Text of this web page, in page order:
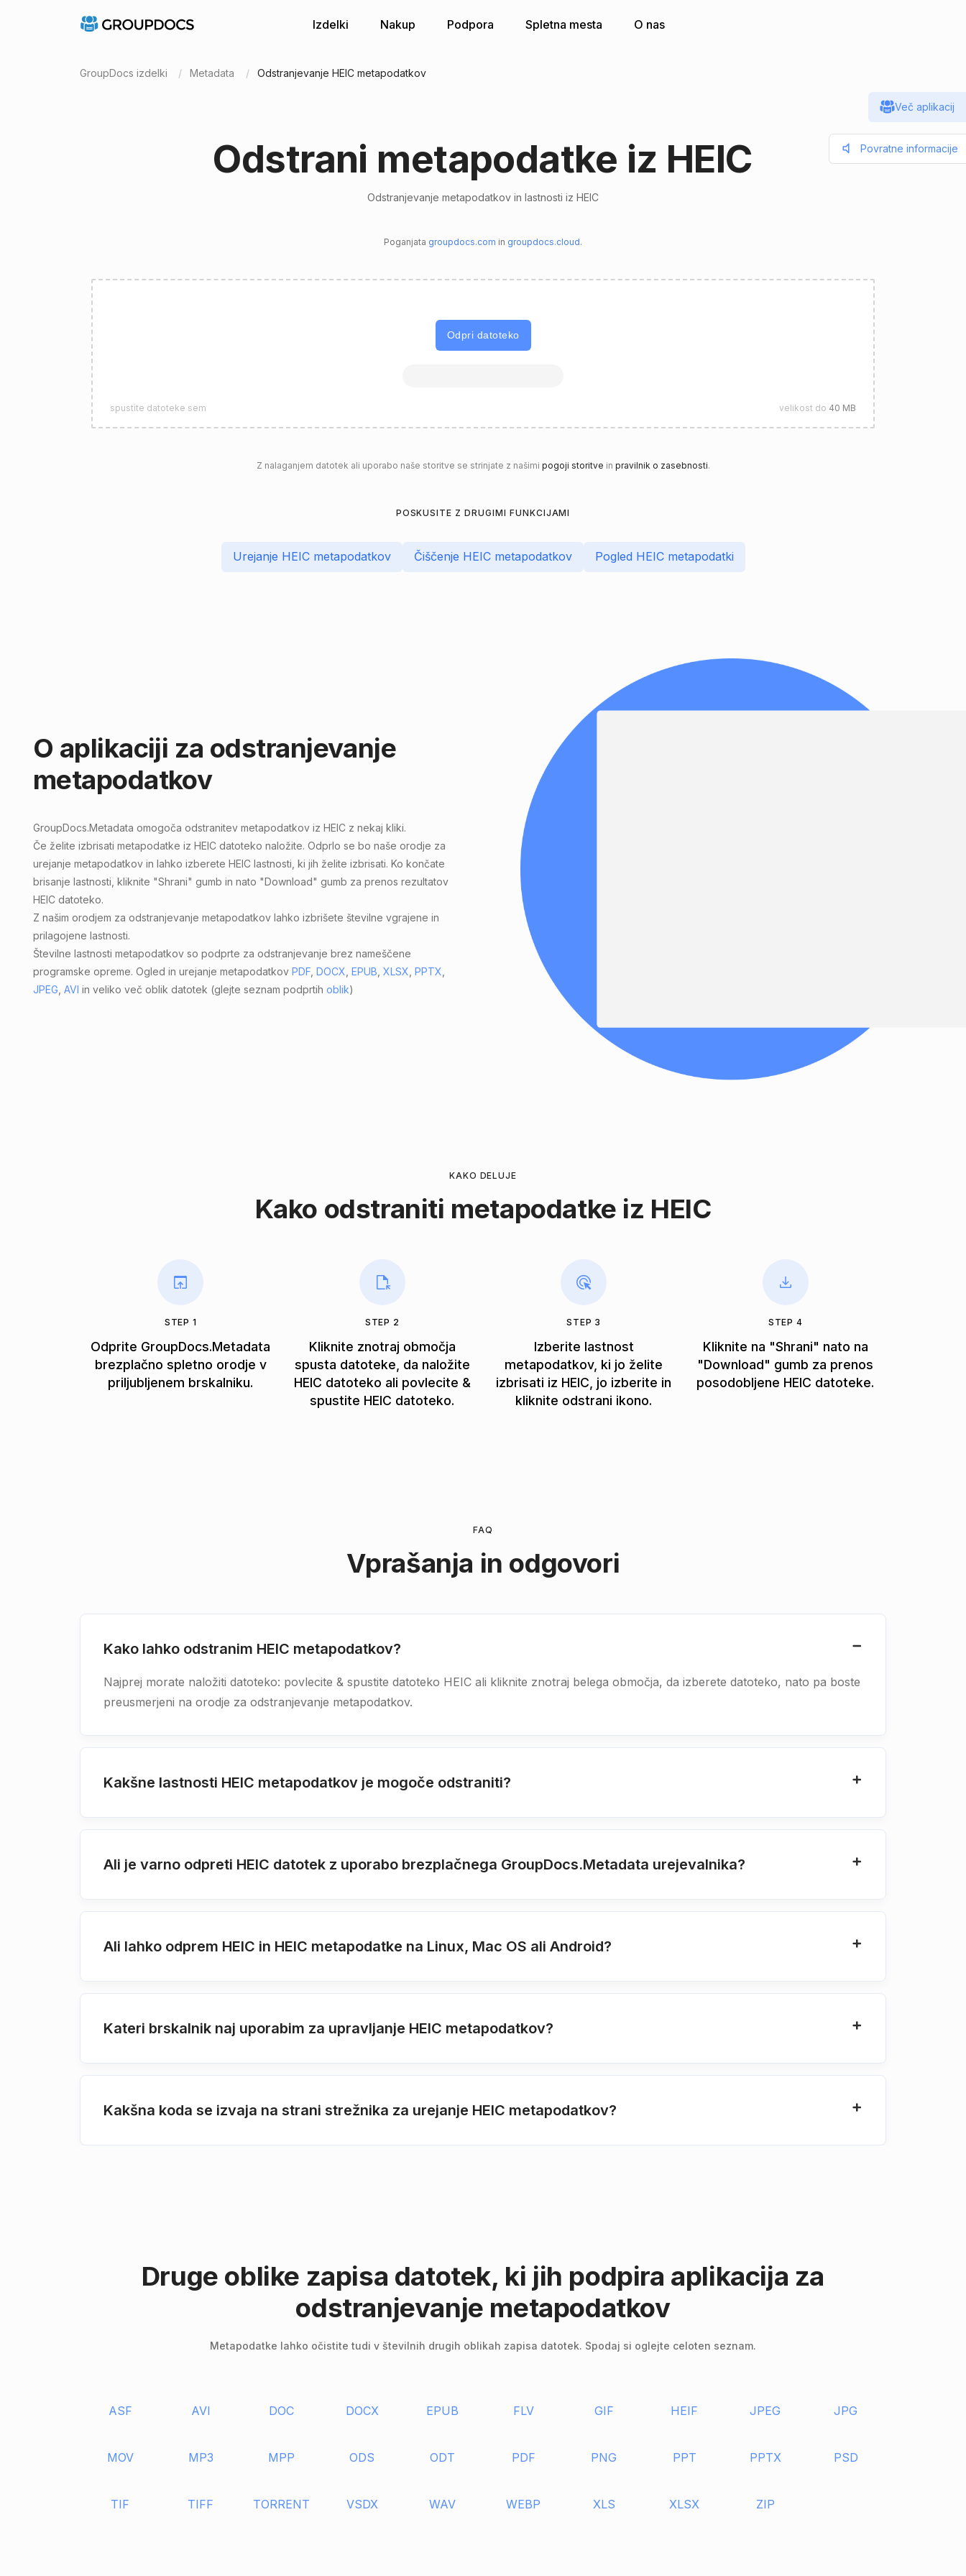
Izdelki Nakup Podpora Spletna mesta O nas
GroupDocs izdelki Metadata Odstranjevanje HEIC metapodatkov
Odstrani metapodatke iz HEIC
Odstranjevanje metapodatkov in lastnosti iz HEIC
Poganjata groupdocs.com in groupdocs.cloud.
Odpri datoteko
spustite datoteke sem velikost do 40 MB
Z nalaganjem datotek ali uporabo naše storitve se strinjate z našimi pogoji storitve in pravilnik o zasebnosti.
POSKUSITE Z DRUGIMI FUNKCIJAMI
Urejanje HEIC metapodatkov Čiščenje HEIC metapodatkov Pogled HEIC metapodatki
O aplikaciji za odstranjevanje
metapodatkov
GroupDocs.Metadata omogoča odstranitev metapodatkov iz HEIC z nekaj kliki.
Če želite izbrisati metapodatke iz HEIC datoteko naložite. Odprlo se bo naše orodje za
urejanje metapodatkov in lahko izberete HEIC lastnosti, ki jih želite izbrisati. Ko končate
brisanje lastnosti, kliknite "Shrani" gumb in nato "Download" gumb za prenos rezultatov
HEIC datoteko.
Z našim orodjem za odstranjevanje metapodatkov lahko izbrišete številne vgrajene in
prilagojene lastnosti.
Številne lastnosti metapodatkov so podprte za odstranjevanje brez nameščene
programske opreme. Ogled in urejanje metapodatkov PDF DOCX EPUB XLSX PPTX
JPEG AVI in veliko več oblik datotek (glejte seznam podprtih oblik)
KAKO DELUJE
Kako odstraniti metapodatke iz HEIC
STEP 1
Odprite GroupDocs.Metadata
brezplačno spletno orodje v
priljubljenem brskalniku.
STEP 2
Kliknite znotraj območja
spusta datoteke, da naložite
HEIC datoteko ali povlecite &
spustite HEIC datoteko.
STEP 3
Izberite lastnost
metapodatkov, ki jo želite
izbrisati iz HEIC, jo izberite in
kliknite odstrani ikono.
STEP 4
Kliknite na "Shrani" nato na
"Download" gumb za prenos
posodobljene HEIC datoteke.
FAQ
Vprašanja in odgovori
Kako lahko odstranim HEIC metapodatkov?
Najprej morate naložiti datoteko: povlecite & spustite datoteko HEIC ali kliknite znotraj belega območja, da izberete datoteko, nato pa boste
preusmerjeni na orodje za odstranjevanje metapodatkov.
Kakšne lastnosti HEIC metapodatkov je mogoče odstraniti?
Ali je varno odpreti HEIC datotek z uporabo brezplačnega GroupDocs.Metadata urejevalnika?
Ali lahko odprem HEIC in HEIC metapodatke na Linux, Mac OS ali Android?
Kateri brskalnik naj uporabim za upravljanje HEIC metapodatkov?
Kakšna koda se izvaja na strani strežnika za urejanje HEIC metapodatkov?
Druge oblike zapisa datotek, ki jih podpira aplikacija za
odstranjevanje metapodatkov
Metapodatke lahko očistite tudi v številnih drugih oblikah zapisa datotek. Spodaj si oglejte celoten seznam.
ASF AVI DOC DOCX EPUB FLV GIF HEIF JPEG JPG
MOV MP3 MPP ODS ODT PDF PNG PPT PPTX PSD
TIF TIFF TORRENT VSDX WAV WEBP XLS XLSX ZIP
Več aplikacij
Povratne informacije